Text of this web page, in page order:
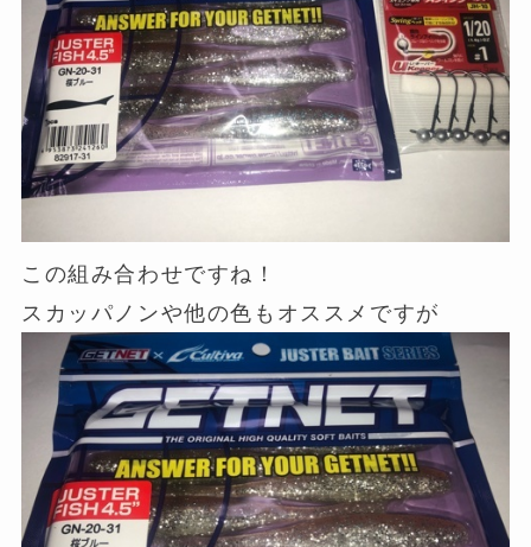
この組み合わせですね！
スカッパノンや他の色もオススメですが